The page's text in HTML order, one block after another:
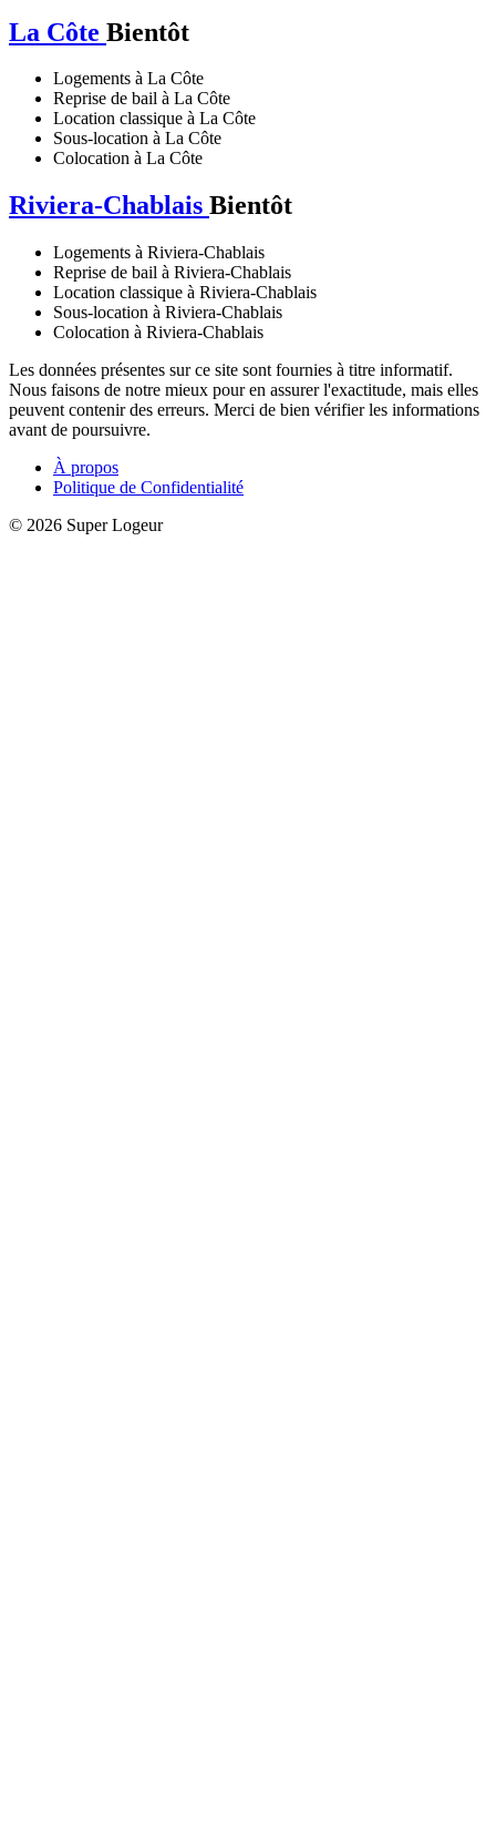
La Côte Bientôt
Logements à La Côte
Reprise de bail à La Côte
Location classique à La Côte
Sous-location à La Côte
Colocation à La Côte
Riviera-Chablais Bientôt
Logements à Riviera-Chablais
Reprise de bail à Riviera-Chablais
Location classique à Riviera-Chablais
Sous-location à Riviera-Chablais
Colocation à Riviera-Chablais
Les données présentes sur ce site sont fournies à titre informatif.
Nous faisons de notre mieux pour en assurer l'exactitude, mais elles
peuvent contenir des erreurs. Merci de bien vérifier les informations
avant de poursuivre.
À propos
Politique de Confidentialité
© 2026 Super Logeur